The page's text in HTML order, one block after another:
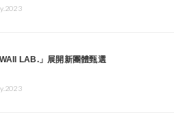
增田賽巴斯汀合作！
LAB.」展開新團體甄選